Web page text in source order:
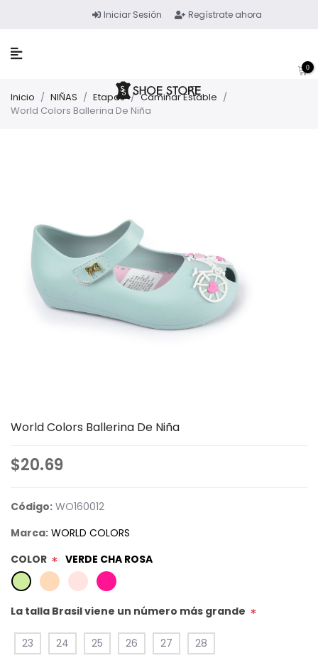
Iniciar Sesión Regístrate ahora
0
Inicio / NIÑAS / Etapas / Caminar Estable /
World Colors Ballerina De Niña
World Colors Ballerina De Niña
$20.69
Código: WO160012
Marca: WORLD COLORS
COLOR * VERDE CHA ROSA
La talla Brasil viene un número más grande *
23 24 25 26 27 28